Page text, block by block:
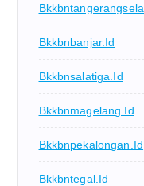
Bkkbnbanjar.id
Bkkbnsalatiga.id
Bkkbnmagelang.id
Bkkbnpekalongan.id
Bkkbntegal.id